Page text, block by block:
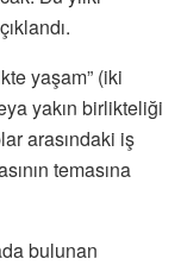
yaşam” (iki
yakın birlikteliği
arasındaki iş
temasına
bulunan